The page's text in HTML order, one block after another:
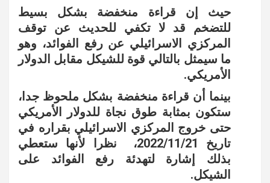
حيث إن قراءة منخفضة بشكل بسيط
للتضخم قد لا تكفي للحديث عن توقف
المركزي الاسرائيلي عن رفع الفوائد، وهو
ما سيمثل بالتالي قوة للشيكل مقابل الدولار
الأمريكي.
بينما أن قراءة منخفضة بشكل ملحوظ جدا،
ستكون بمثابة طوق نجاة للدولار الأمريكي
حتى خروج المركزي الاسرائيلي بقراره في
تاريخ 2022/11/21، نظرا لأنها ستعطي
بذلك إشارة لتهدئة رفع الفوائد على
الشيكل.